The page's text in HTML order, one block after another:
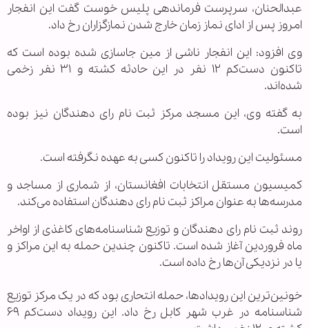
عبدالحنان، سرپرست فرماندهی پلیس خوست گفت این انفجار
امروز پس از ادای نماز زمان خارج شدن نمازگزاران رخ داد.
وی افزود: این انفجار ناشی از مین جاسازی شده بوده است که
تاکنون دست‌کم ۱۲ نفر در این حادثه کشته و ۳۱ نفر زخمی
شده‌اند.
به گفته وی، این مسجد مرکز ثبت نام رای دهندگان نیز بوده
است.
مسئولیت این رویداد را تاکنون کسی به عهده نگرفته است.
کمیسیون مستقل انتخابات افغانستان، از شماری از مساجد و
مدرسه‌ها به عنوان مراکز ثبت نام رای دهندگان استفاده می‌کند.
روند ثبت نام رای دهندگان و توزیع شناسنامه‌های کاغذی از اواخر
ماه فروردین آغاز شده است. تاکنون چندین حمله به این مراکز و
یا در نزدیکی آن‌ها رخ داده است.
خونین‌ترین این رویداد‌ها، حمله انتحاری بود که در یک مرکز توزیع
شناسنامه در غرب شهر کابل رخ داد. این رویداد دست‌کم ۶۹